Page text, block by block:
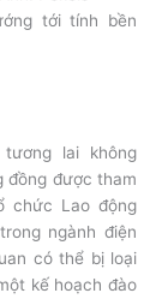
tới tính bền
lai không
đồng được tham
chức Lao động
ngành điện
có thể bị loại
kế hoạch đào